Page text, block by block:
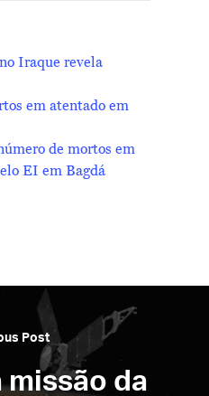
Iraque revela
em atentado em
de mortos em
EI em Bagdá
Post
missão da